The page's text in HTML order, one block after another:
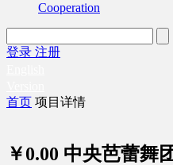
Cooperation
登录 注册
首页 项目详情
￥0.00 中央芭蕾舞